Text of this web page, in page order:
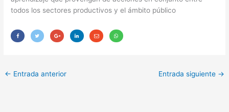
todos los sectores productivos y el ámbito público
← Entrada anterior Entrada siguiente →